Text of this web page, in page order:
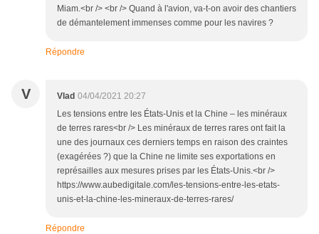
Miam.<br /> <br /> Quand à l'avion, va-t-on avoir des chantiers
de démantelement immenses comme pour les navires ?
Répondre
V Vlad 04/04/2021 20:27
Les tensions entre les États-Unis et la Chine – les minéraux
de terres rares<br /> Les minéraux de terres rares ont fait la
une des journaux ces derniers temps en raison des craintes
(exagérées ?) que la Chine ne limite ses exportations en
représailles aux mesures prises par les États-Unis.<br />
https://www.aubedigitale.com/les-tensions-entre-les-etats-
unis-et-la-chine-les-mineraux-de-terres-rares/
Répondre